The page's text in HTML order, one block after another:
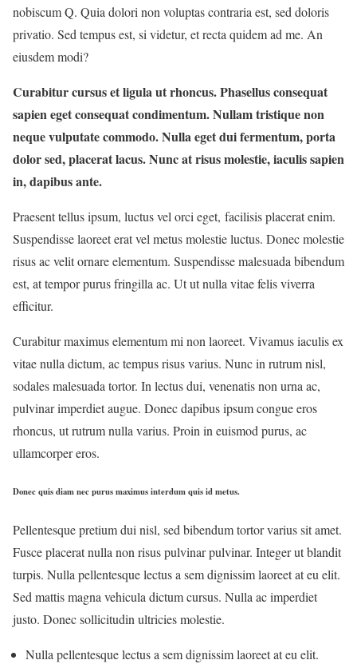
nobiscum Q. Quia dolori non voluptas contraria est, sed doloris
privatio. Sed tempus est, si videtur, et recta quidem ad me. An
eiusdem modi?
Curabitur cursus et ligula ut rhoncus. Phasellus consequat
sapien eget consequat condimentum. Nullam tristique non
neque vulputate commodo. Nulla eget dui fermentum, porta
dolor sed, placerat lacus. Nunc at risus molestie, iaculis sapien
in, dapibus ante.
Praesent tellus ipsum, luctus vel orci eget, facilisis placerat enim.
Suspendisse laoreet erat vel metus molestie luctus. Donec molestie
risus ac velit ornare elementum. Suspendisse malesuada bibendum
est, at tempor purus fringilla ac. Ut ut nulla vitae felis viverra
efficitur.
Curabitur maximus elementum mi non laoreet. Vivamus iaculis ex
vitae nulla dictum, ac tempus risus varius. Nunc in rutrum nisl,
sodales malesuada tortor. In lectus dui, venenatis non urna ac,
pulvinar imperdiet augue. Donec dapibus ipsum congue eros
rhoncus, ut rutrum nulla varius. Proin in euismod purus, ac
ullamcorper eros.
Donec quis diam nec purus maximus interdum quis id metus.
Pellentesque pretium dui nisl, sed bibendum tortor varius sit amet.
Fusce placerat nulla non risus pulvinar pulvinar. Integer ut blandit
turpis. Nulla pellentesque lectus a sem dignissim laoreet at eu elit.
Sed mattis magna vehicula dictum cursus. Nulla ac imperdiet
justo. Donec sollicitudin ultricies molestie.
Nulla pellentesque lectus a sem dignissim laoreet at eu elit.